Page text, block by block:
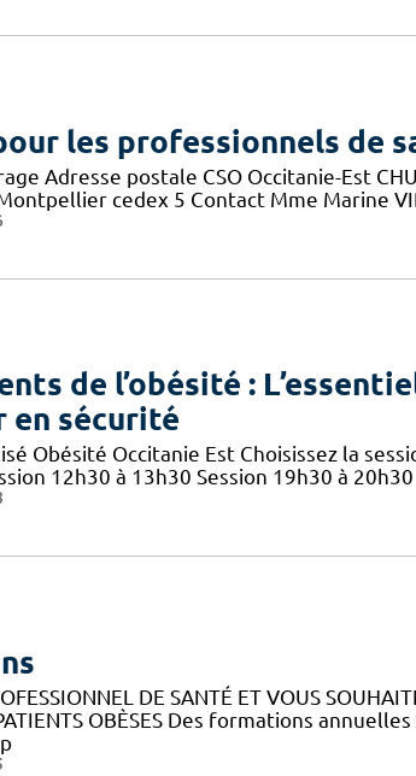
les professionnels de
Adresse postale CSO Occitanie-Est
cedex 5 Contact Mme Marine
de l’obésité :
en sécurité
Obésité Occitanie Est Choisissez la
12h30 à 13h30 Session 19h30 à 20h30
DE SANTÉ ET VOUS
OBÈSES Des formations